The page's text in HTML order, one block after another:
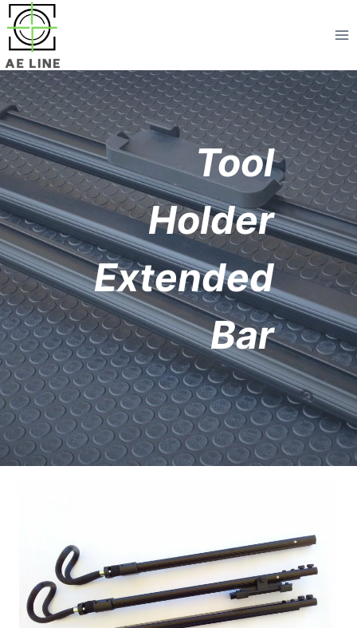
Aller
au
contenu
Tool
Holder
Extended
Bar